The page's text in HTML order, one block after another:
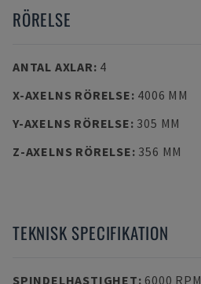
RÖRELSE
ANTAL AXLAR: 4
X-AXELNS RÖRELSE: 4006 MM
Y-AXELNS RÖRELSE: 305 MM
Z-AXELNS RÖRELSE: 356 MM
TEKNISK SPECIFIKATION
SPINDELHASTIGHET: 6000 RPM